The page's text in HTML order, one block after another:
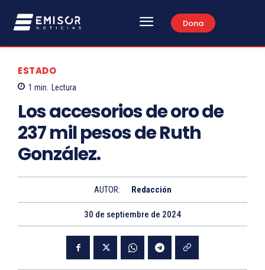
Dona
ESTADO
1 min. Lectura
Los accesorios de oro de
237 mil pesos de Ruth
González.
AUTOR: Redacción
30 de septiembre de 2024